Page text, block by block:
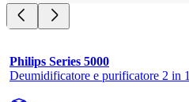
Philips Series 5000
Deumidificatore e purificatore 2 in 1